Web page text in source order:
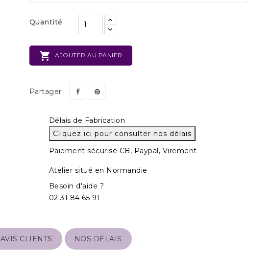
Quantité
 AJOUTER AU PANIER
Partager
Délais de Fabrication
Cliquez ici pour consulter nos délais
Paiement sécurisé CB, Paypal, Virement
Atelier situé en Normandie
Besoin d'aide ?
02 31 84 65 91
AVIS CLIENTS NOS DÉLAIS